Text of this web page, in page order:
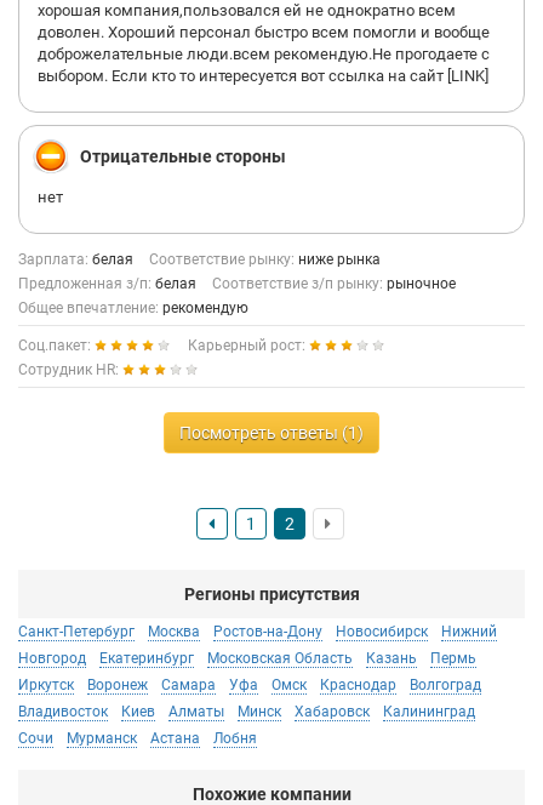
хорошая компания,пользовался ей не однократно всем
доволен. Хороший персонал быстро всем помогли и вообще
доброжелательные люди.всем рекомендую.Не прогодаете с
выбором. Если кто то интересуется вот ссылка на сайт [LINK]
Отрицательные стороны
нет
Зарплата: белая Соответствие рынку: ниже рынка
Предложенная з/п: белая Соответствие з/п рынку: рыночное
Общее впечатление: рекомендую
Соц.пакет:
Карьерный рост:
Сотрудник HR:
Посмотреть ответы (1)
1 2
Регионы присутствия
Санкт-Петербург Москва Ростов-на-Дону Новосибирск
Нижний
Новгород
Екатеринбург Московская Область Казань
Пермь
Иркутск
Воронеж Самара Уфа Омск Краснодар
Волгоград
Владивосток
Киев Алматы Минск Хабаровск
Калининград
Сочи
Мурманск Астана Лобня
Похожие компании